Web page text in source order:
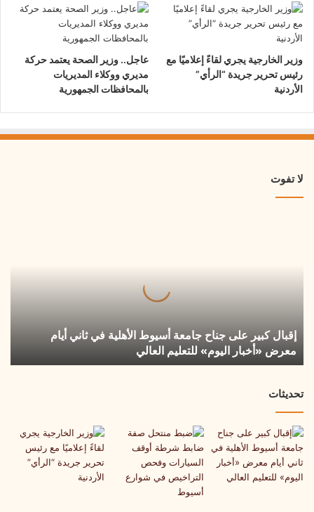
وزير الخارجية يجري لقاءً إعلاميًا مع
رئيس تحرير جريدة “الرأي”
الأردنية
عاجل.. وزير الصحة يعتمد حركة
مديري ووكلاء المديريات
بالمحافظات الجمهورية
لا تفوت
ثاني
أيام
معرض
اليوم»
العالي
إقبال كبير على جناح جامعة أسيوط الأهلية في ثاني أيام
معرض «أخبار اليوم» للتعليم العالي
تحديثات